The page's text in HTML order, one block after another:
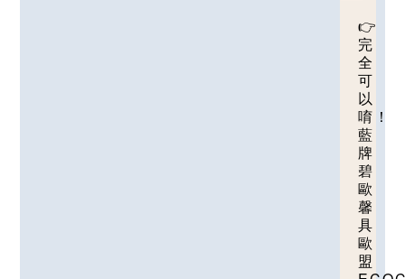
👉
完
全
可
以
唷！
藍
牌
碧
歐
馨
具
歐
盟